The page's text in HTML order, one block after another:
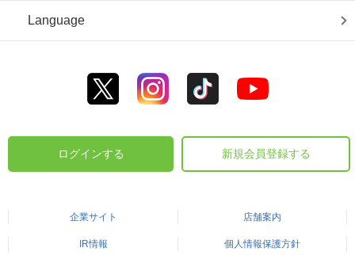
Language
ログインする 新規会員登録する
企業サイト 店舗案内
IR情報 個人情報保護方針